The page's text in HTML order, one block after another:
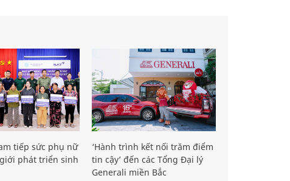
tiếp sức phụ nữ
phát triển sinh
‘Hành trình kết nối trăm điểm
tin cậy’ đến các Tổng Đại lý
Generali miền Bắc